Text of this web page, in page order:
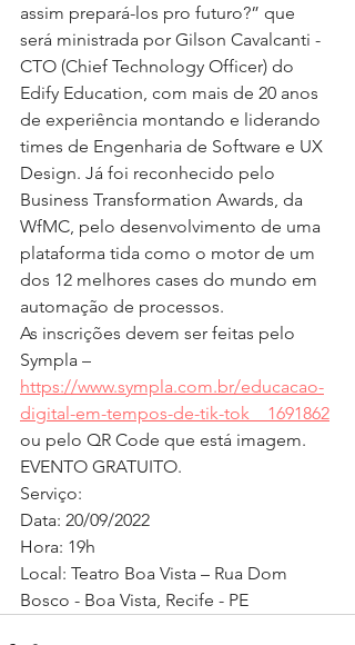
assim prepará-los pro futuro?” que
será ministrada por Gilson Cavalcanti -
CTO (Chief Technology Officer) do
Edify Education, com mais de 20 anos
de experiência montando e liderando
times de Engenharia de Software e UX
Design. Já foi reconhecido pelo
Business Transformation Awards, da
WfMC, pelo desenvolvimento de uma
plataforma tida como o motor de um
dos 12 melhores cases do mundo em
automação de processos.
As inscrições devem ser feitas pelo
Sympla –
https://www.sympla.com.br/educacao-
digital-em-tempos-de-tik-tok__1691862
ou pelo QR Code que está imagem.
EVENTO GRATUITO.
Serviço:
Data: 20/09/2022
Hora: 19h
Local: Teatro Boa Vista – Rua Dom
Bosco - Boa Vista, Recife - PE